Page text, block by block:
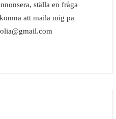
ställa en fråga
att maila mig på